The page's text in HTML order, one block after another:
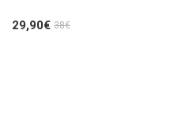
29,90€ 38€